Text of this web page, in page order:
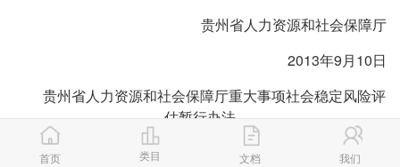
贵州省人力资源和社会保障厅
2013年9月10日
贵州省人力资源和社会保障厅重大事项社会稳定风险评
估暂行办法
第一章 总 则
首页 类目 文档 我们